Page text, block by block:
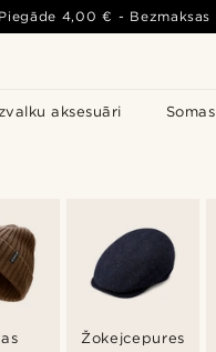
aksesuāri
Piegāde 4,00 € -
Žokejcepures